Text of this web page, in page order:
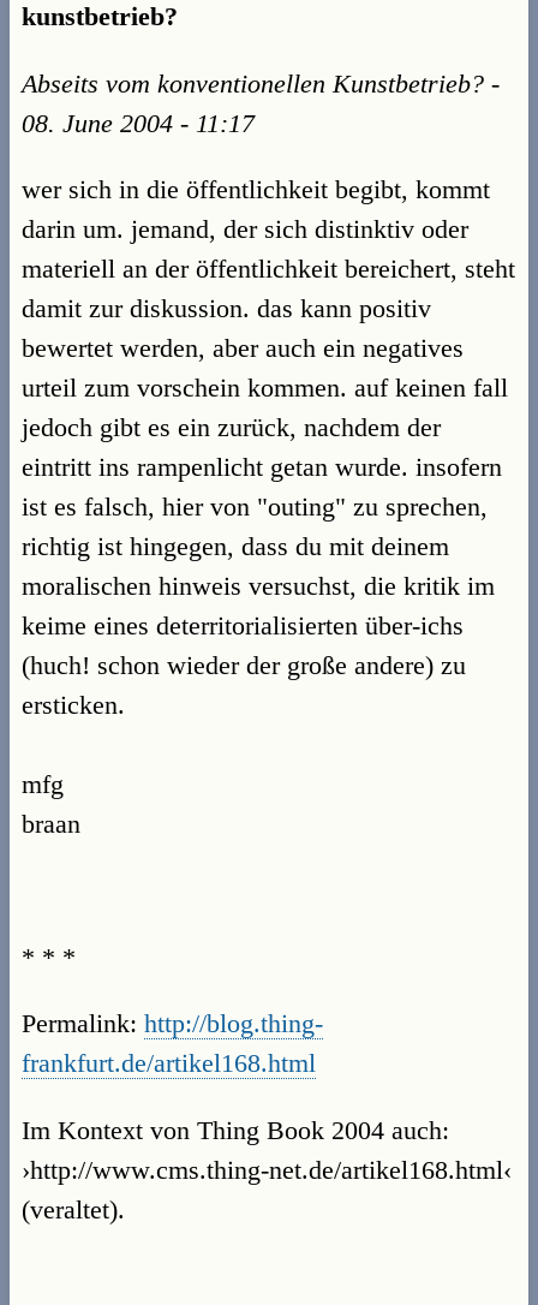
kunstbetrieb?
Abseits vom konventionellen Kunstbetrieb? -
08. June 2004 - 11:17
wer sich in die öffentlichkeit begibt, kommt
darin um. jemand, der sich distinktiv oder
materiell an der öffentlichkeit bereichert, steht
damit zur diskussion. das kann positiv
bewertet werden, aber auch ein negatives
urteil zum vorschein kommen. auf keinen fall
jedoch gibt es ein zurück, nachdem der
eintritt ins rampenlicht getan wurde. insofern
ist es falsch, hier von "outing" zu sprechen,
richtig ist hingegen, dass du mit deinem
moralischen hinweis versuchst, die kritik im
keime eines deterritorialisierten über-ichs
(huch! schon wieder der große andere) zu
ersticken.
mfg
braan
* * *
Permalink: http://blog.thing-
frankfurt.de/artikel168.html
Im Kontext von Thing Book 2004 auch:
›http://www.cms.thing-net.de/artikel168.html‹
(veraltet).